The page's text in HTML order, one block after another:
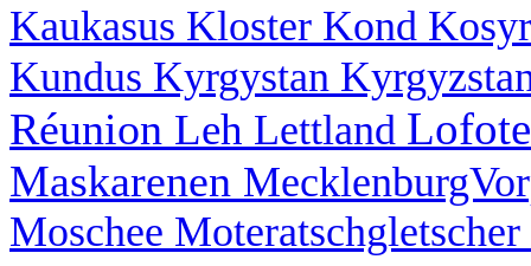
Kaukasus Kloster Kond
Kundus Kyrgystan
Réunion Leh Lettland
Maskarenen
Moschee Moteratschgletscher